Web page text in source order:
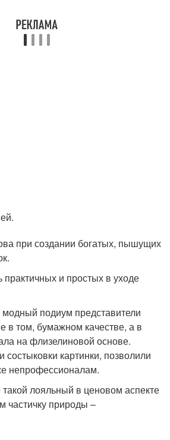
при создании богатых, пышущих
практичных и простых в уходе
подиум представители
в том, бумажном качестве, а в
на флизелиновой основе.
картинки, позволили
непрофессионалам.
лояльный в ценовом аспекте
частичку природы –